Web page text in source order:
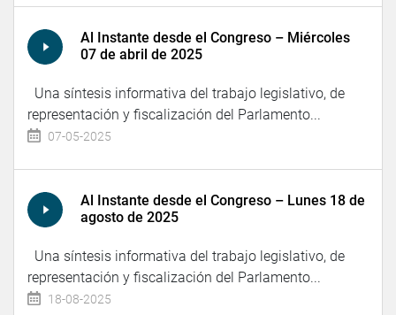
Al Instante desde el Congreso – Miércoles
07 de abril de 2025
Una síntesis informativa del trabajo legislativo, de
representación y fiscalización del Parlamento...
07-05-2025
Al Instante desde el Congreso – Lunes 18 de
agosto de 2025
Una síntesis informativa del trabajo legislativo, de
representación y fiscalización del Parlamento...
18-08-2025